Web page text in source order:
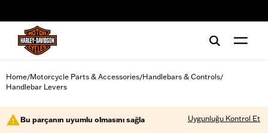
Home/Motorcycle Parts & Accessories/Handlebars & Controls/
Handlebar Levers
Bu parçanın uyumlu olmasını sağla Uygunluğu Kontrol Et